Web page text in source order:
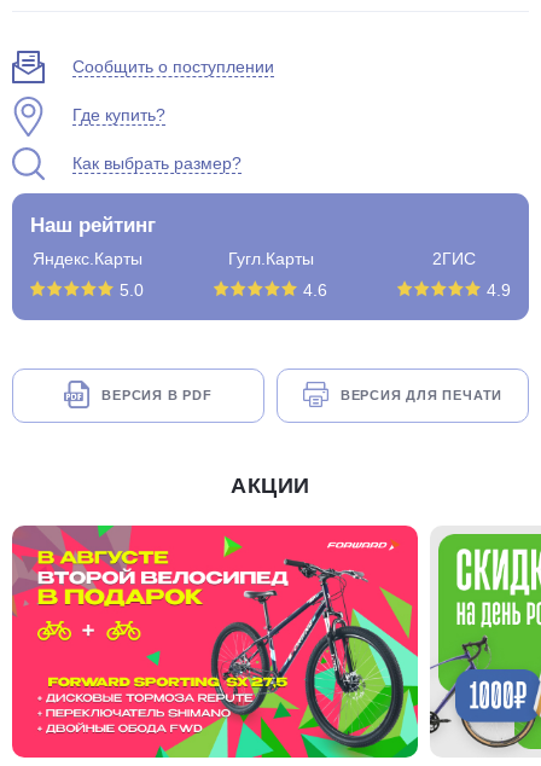
Сообщить о поступлении
Где купить?
Как выбрать размер?
Наш рейтинг
Яндекс.Карты
5.0
Гугл.Карты
4.6
2ГИС
4.9
ВЕРСИЯ В PDF ВЕРСИЯ ДЛЯ ПЕЧАТИ
АКЦИИ